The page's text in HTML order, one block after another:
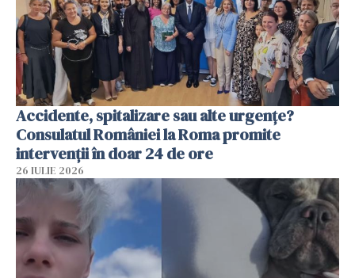
Accidente, spitalizare sau alte urgențe?
Consulatul României la Roma promite
intervenții în doar 24 de ore
26 IULIE 2026